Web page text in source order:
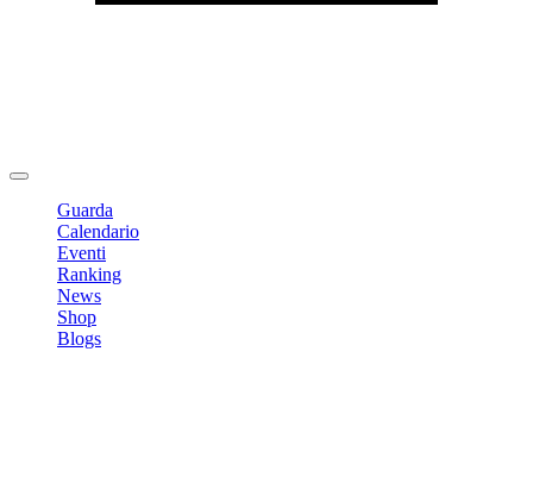
Guarda
Calendario
Eventi
Ranking
News
Shop
Blogs